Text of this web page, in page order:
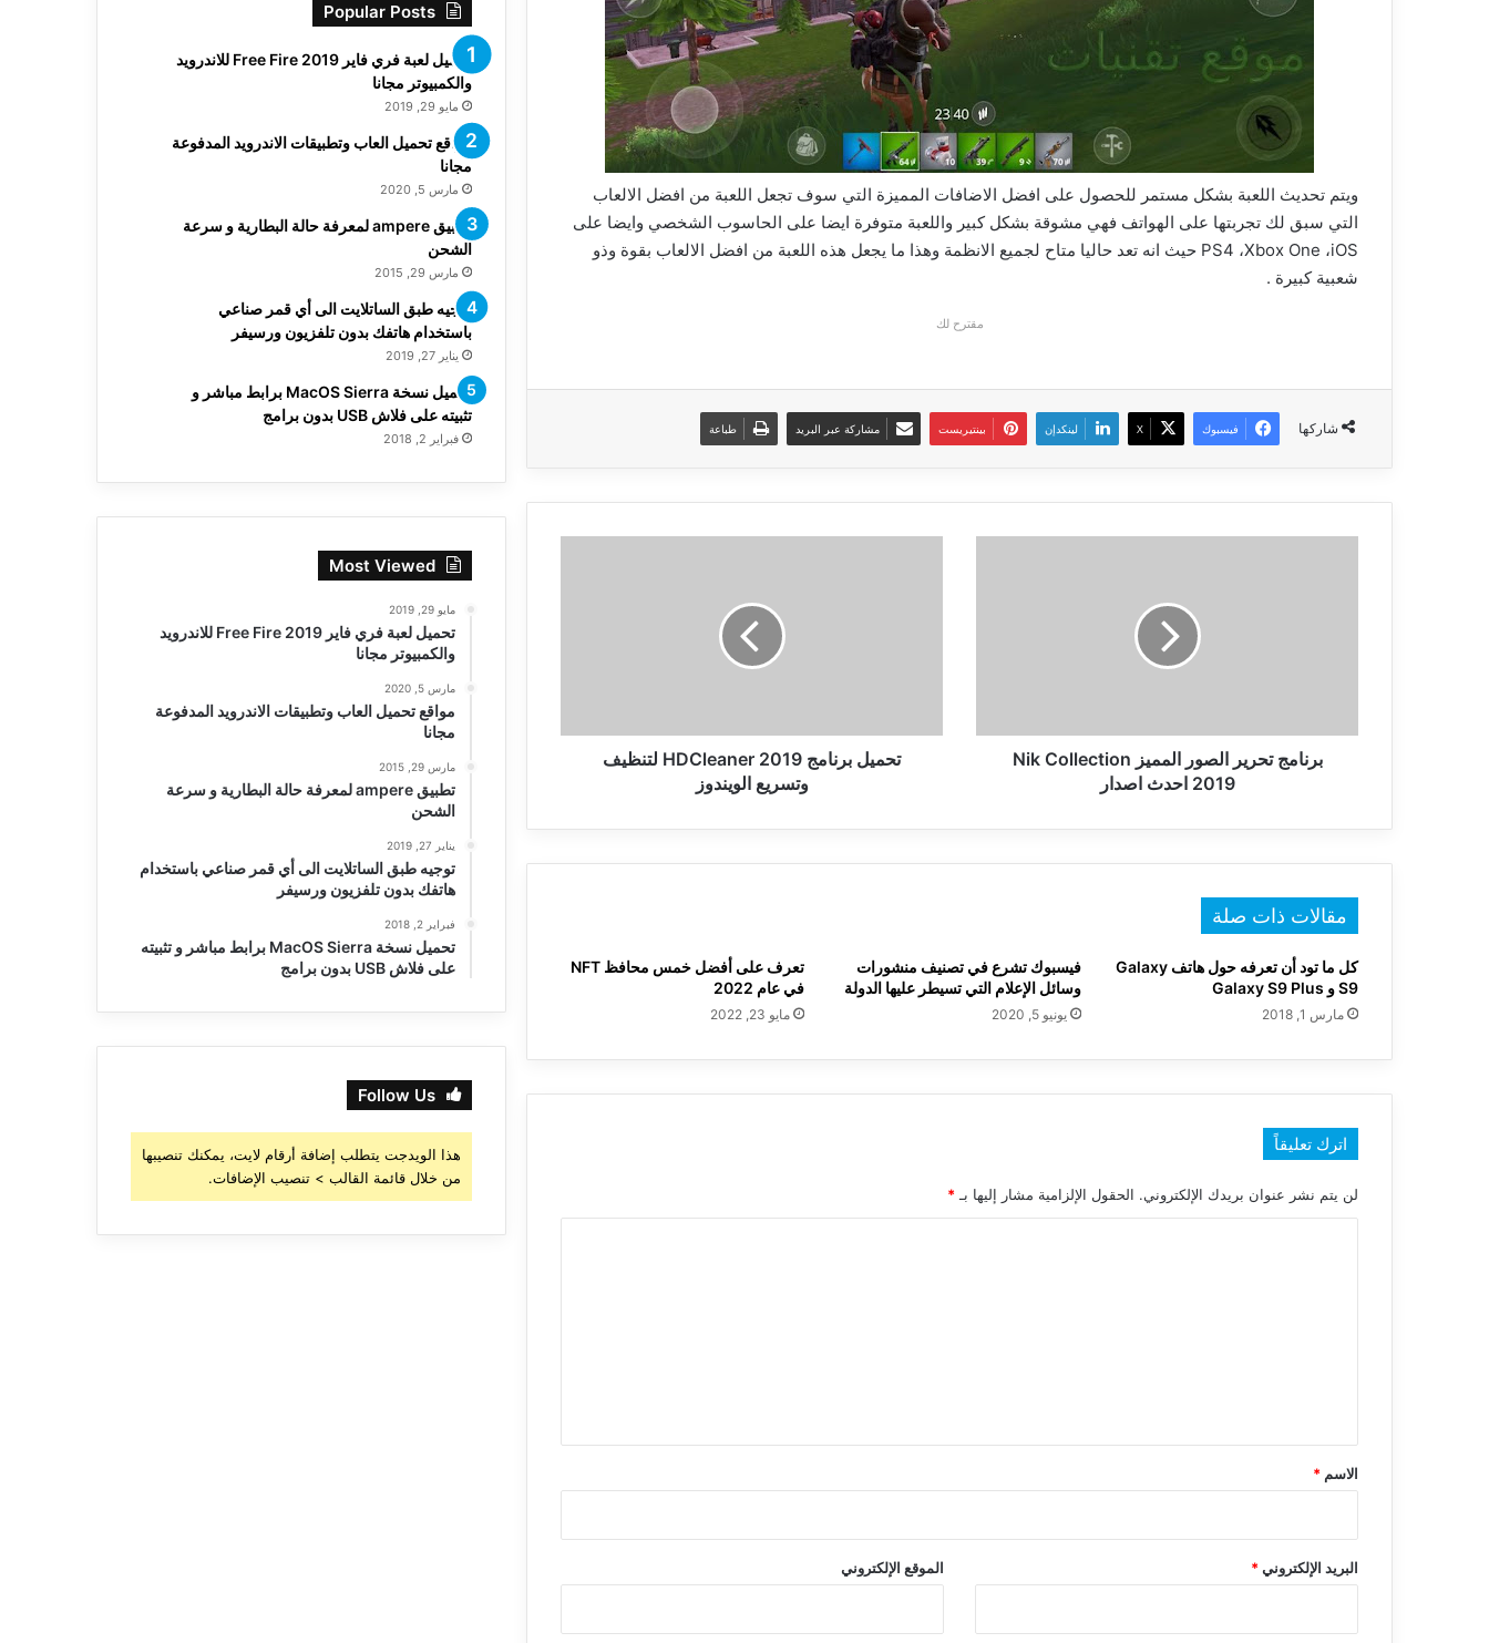
ويتم تحديث اللعبة بشكل مستمر للحصول على افضل الاضافات المميزة التي سوف تجعل اللعبة من افضل الالعاب
التي سبق لك تجربتها على الهواتف فهي مشوقة بشكل كبير واللعبة متوفرة ايضا على الحاسوب الشخصي وايضا على
PS4 ،Xbox One ،iOS حيث انه تعد حاليا متاح لجميع الانظمة وهذا ما يجعل هذه اللعبة من افضل الالعاب بقوة وذو
شعبية كبيرة .
مقترح لك
شاركها فيسبوك ‫X لينكدإن بينتيريست مشاركة عبر البريد طباعة
اصدار
برنامج تحرير الصور المميز Nik Collection
2019 احدث اصدار
تحميل برنامج HDCleaner 2019 لتنظيف
وتسريع الويندوز
مقالات ذات صلة
كل ما تود أن تعرفه حول هاتف Galaxy
S9 و Galaxy S9 Plus
مارس 1, 2018
فيسبوك تشرع في تصنيف منشورات
وسائل الإعلام التي تسيطر عليها الدولة
يونيو 5, 2020
تعرف على أفضل خمس محافظ NFT
في عام 2022
مايو 23, 2022
اترك تعليقاً
لن يتم نشر عنوان بريدك الإلكتروني. الحقول الإلزامية مشار إليها بـ *
*
الاسم *
البريد الإلكتروني* الموقع الإلكتروني
Popular Posts
تحميل لعبة فري فاير Free Fire 2019 للاندرويد
والكمبيوتر مجانا
مايو 29, 2019
مواقع تحميل العاب وتطبيقات الاندرويد المدفوعة
مجانا
مارس 5, 2020
تطبيق ampere لمعرفة حالة البطارية و سرعة
الشحن
مارس 29, 2015
توجيه طبق الساتلايت الى أي قمر صناعي
باستخدام هاتفك بدون تلفزيون ورسيفر
يناير 27, 2019
تحميل نسخة MacOS Sierra برابط مباشر و
تثبيته على فلاش USB بدون برامج
فبراير 2, 2018
Most Viewed
مايو 29, 2019
تحميل لعبة فري فاير Free Fire 2019 للاندرويد
والكمبيوتر مجانا
مارس 5, 2020
مواقع تحميل العاب وتطبيقات الاندرويد المدفوعة
مجانا
مارس 29, 2015
تطبيق ampere لمعرفة حالة البطارية و سرعة
الشحن
يناير 27, 2019
توجيه طبق الساتلايت الى أي قمر صناعي باستخدام
هاتفك بدون تلفزيون ورسيفر
فبراير 2, 2018
تحميل نسخة MacOS Sierra برابط مباشر و تثبيته
على فلاش USB بدون برامج
Follow Us
هذا الويدجت يتطلب إضافة أرقام لايت، يمكنك تنصيبها
من خلال قائمة القالب > تنصيب الإضافات.